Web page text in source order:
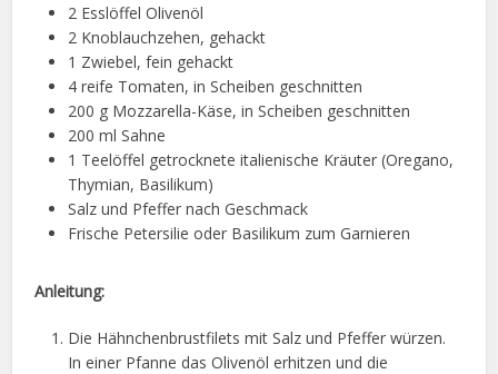
2 Esslöffel Olivenöl
2 Knoblauchzehen, gehackt
1 Zwiebel, fein gehackt
4 reife Tomaten, in Scheiben geschnitten
200 g Mozzarella-Käse, in Scheiben geschnitten
200 ml Sahne
1 Teelöffel getrocknete italienische Kräuter (Oregano,
Thymian, Basilikum)
Salz und Pfeffer nach Geschmack
Frische Petersilie oder Basilikum zum Garnieren
Anleitung:
Die Hähnchenbrustfilets mit Salz und Pfeffer würzen.
In einer Pfanne das Olivenöl erhitzen und die